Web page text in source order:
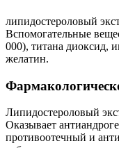
липидостероловый
Вспомогательные
000), титана диоксид,
желатин.
Липидостероловый
Оказывает
противоотечный и